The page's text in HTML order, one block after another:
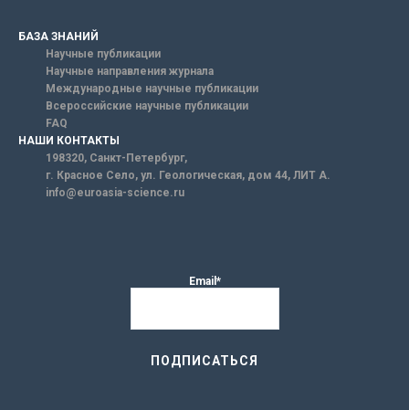
БАЗА ЗНАНИЙ
Научные публикации
Научные направления журнала
Международные научные публикации
Всероссийские научные публикации
FAQ
НАШИ КОНТАКТЫ
198320, Санкт-Петербург,
г. Красное Село, ул. Геологическая, дом 44, ЛИТ А.
info@euroasia-science.ru
Email*